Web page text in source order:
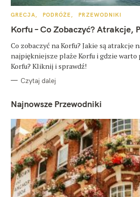
K
T
E
O
R
I
GRECJA PODRÓŻE PRZEWODNIKI
Korfu – Co Zobaczyć? Atrakcje,
Co zobaczyć na Korfu? Jakie są atrakcje
najpiękniejsze plaże Korfu i gdzie warto
Korfu? Kliknij i sprawdź!
Czytaj dalej
Najnowsze Przewodniki